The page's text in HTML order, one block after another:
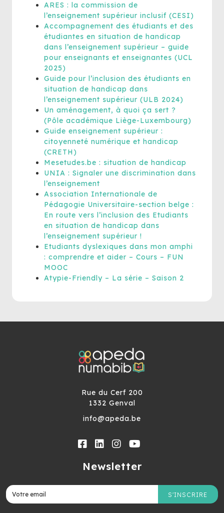
ARES : la commission de
l’enseignement supérieur inclusif (CESI)
Accompagnement des étudiants et des
étudiantes en situation de handicap
dans l’enseignement supérieur – guide
pour enseignants et enseignantes (UCL
2025)
Guide pour l’inclusion des étudiants en
situation de handicap dans
l’enseignement supérieur (ULB 2024)
Un aménagement, à quoi ça sert ?
(Pôle académique Liège-Luxembourg)
Guide enseignement supérieur :
citoyenneté numérique et handicap
(CRETH)
Mesetudes.be : situation de handicap
UNIA : Signaler une discrimination dans
l’enseignement
Association Internationale de
Pédagogie Universitaire-section belge :
En route vers l’inclusion des Etudiants
en situation de handicap dans
l’enseignement supérieur !
Etudiants dyslexiques dans mon amphi
: comprendre et aider – Cours – FUN
MOOC
Atypie-Friendly – La série – Saison 2
Rue du Cerf 200
1332 Genval
info@apeda.be
Newsletter
S'INSCRIRE